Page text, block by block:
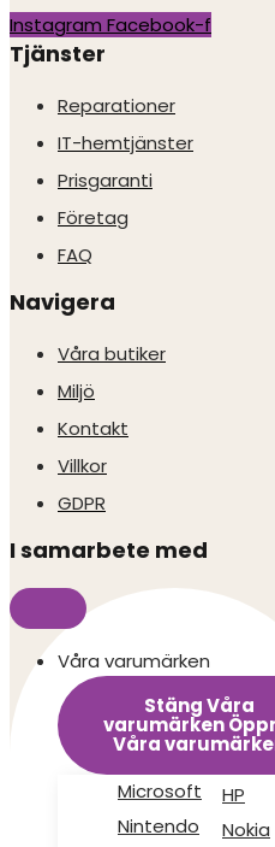
Instagram Facebook-f
Tjänster
Reparationer
IT-hemtjänster
Prisgaranti
Företag
FAQ
Navigera
Våra butiker
Miljö
Kontakt
Villkor
GDPR
I samarbete med
Våra varumärken
Stäng Våra
varumärken
Våra
Microsoft
Nintendo
HP
Nokia